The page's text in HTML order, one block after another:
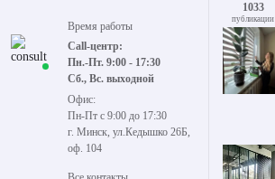
Время работы
Call-центр:
Пн.-Пт. 9:00 - 17:30
Сб., Вс. выходной
Офис:
Пн-Пт с 9:00 до 17:30
г. Минск, ул.Кедышко 26Б,
оф. 104
1033
публикации